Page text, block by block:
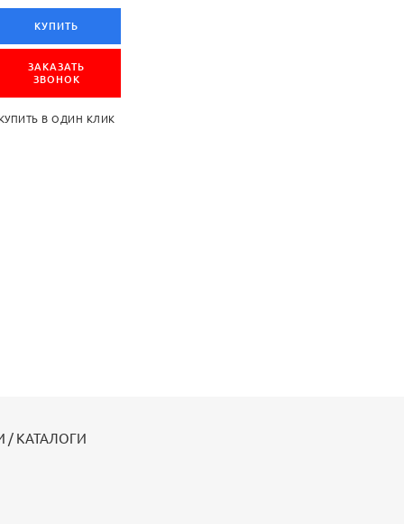
КУПИТЬ
ЗАКАЗАТЬ
ЗВОНОК
В ОДИН КЛИК
/ КАТАЛОГИ